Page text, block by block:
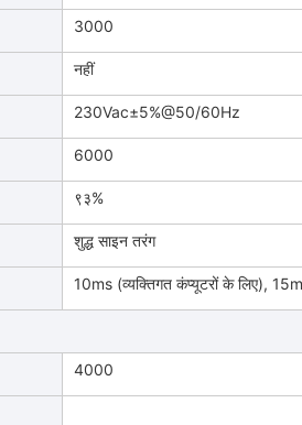
3000
नहीं
230Vac±5%@50/60Hz
6000
९३%
शुद्ध साइन तरंग
10ms (व्यक्तिगत कंप्यूटरों के लिए),
4000